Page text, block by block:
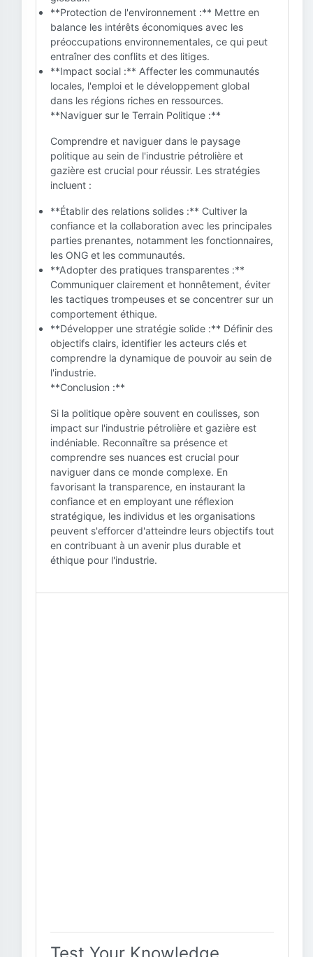
**Protection de l'environnement :** Mettre en
balance les intérêts économiques avec les
préoccupations environnementales, ce qui peut
entraîner des conflits et des litiges.
**Impact social :** Affecter les communautés
locales, l'emploi et le développement global
dans les régions riches en ressources.
**Naviguer sur le Terrain Politique :**
Comprendre et naviguer dans le paysage
politique au sein de l'industrie pétrolière et
gazière est crucial pour réussir. Les stratégies
incluent :
**Établir des relations solides :** Cultiver la
confiance et la collaboration avec les principales
parties prenantes, notamment les fonctionnaires,
les ONG et les communautés.
**Adopter des pratiques transparentes :**
Communiquer clairement et honnêtement, éviter
les tactiques trompeuses et se concentrer sur un
comportement éthique.
**Développer une stratégie solide :** Définir des
objectifs clairs, identifier les acteurs clés et
comprendre la dynamique de pouvoir au sein de
l'industrie.
**Conclusion :**
Si la politique opère souvent en coulisses, son
impact sur l'industrie pétrolière et gazière est
indéniable. Reconnaître sa présence et
comprendre ses nuances est crucial pour
naviguer dans ce monde complexe. En
favorisant la transparence, en instaurant la
confiance et en employant une réflexion
stratégique, les individus et les organisations
peuvent s'efforcer d'atteindre leurs objectifs tout
en contribuant à un avenir plus durable et
éthique pour l'industrie.